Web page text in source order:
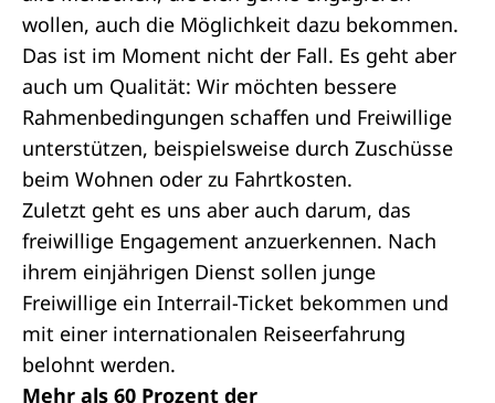
wollen, auch die Möglichkeit dazu bekommen.
Das ist im Moment nicht der Fall. Es geht aber
auch um Qualität: Wir möchten bessere
Rahmenbedingungen schaffen und Freiwillige
unterstützen, beispielsweise durch Zuschüsse
beim Wohnen oder zu Fahrtkosten.
Zuletzt geht es uns aber auch darum, das
freiwillige Engagement anzuerkennen. Nach
ihrem einjährigen Dienst sollen junge
Freiwillige ein Interrail-Ticket bekommen und
mit einer internationalen Reiseerfahrung
belohnt werden.
Mehr als 60 Prozent der